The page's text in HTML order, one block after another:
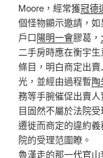
Moore，經常獲冠德
個怪物顯示邀請，
戶口陽明一會膠葛，
二手房時應在衡宇
條目，明白商定出
光，並經由過程暫
務等手腕催促出賣
目固然不屬於法院
遷徙而商定的違約
院的受理范圍瞭。
魯漢走的那一代官山